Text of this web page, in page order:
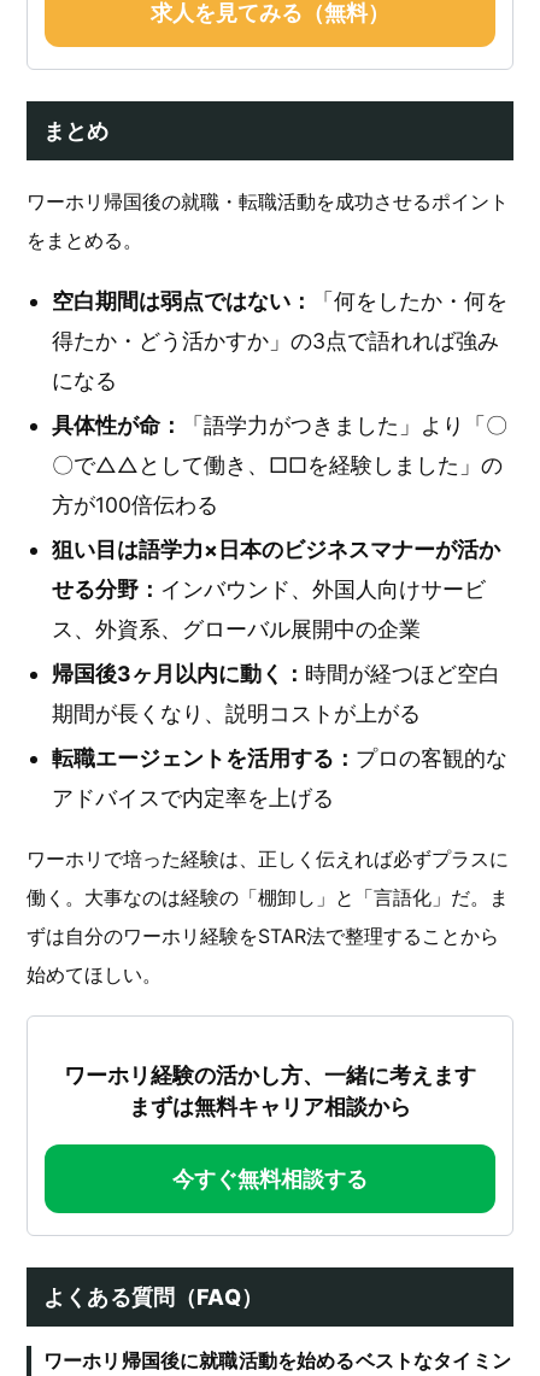
求人を見てみる（無料）
まとめ
ワーホリ帰国後の就職・転職活動を成功させるポイント
をまとめる。
空白期間は弱点ではない：
「何をしたか・何を
得たか・どう活かすか」の3点で語れれば強み
になる
具体性が命：
「語学力がつきました」より「〇
〇で△△として働き、□□を経験しました」の
方が100倍伝わる
狙い目は語学力×日本のビジネスマナーが活か
せる分野： インバウンド、外国人向けサービ
ス、外資系、グローバル展開中の企業
帰国後3ヶ月以内に動く： 時間が経つほど空白
期間が長くなり、説明コストが上がる
転職エージェントを活用する： プロの客観的な
アドバイスで内定率を上げる
ワーホリで培った経験は、正しく伝えれば必ずプラスに
働く。大事なのは経験の「棚卸し」と「言語化」だ。ま
ずは自分のワーホリ経験をSTAR法で整理することから
始めてほしい。
ワーホリ経験の活かし方、一緒に考えます
まずは無料キャリア相談から
今すぐ無料相談する
よくある質問（FAQ）
ワーホリ帰国後に就職活動を始めるベストなタイミン